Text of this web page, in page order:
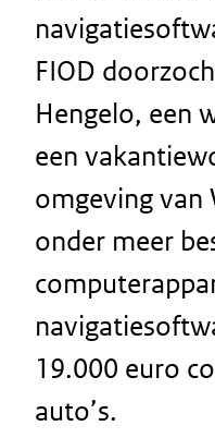
FIOD
Hengelo, een
een
omgeving van
onder meer
19.000 euro
auto’s.